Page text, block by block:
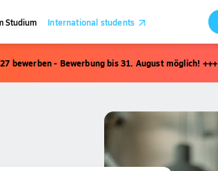
Studium International students
bewerben - Bewerbung bis 31. August möglich! +++